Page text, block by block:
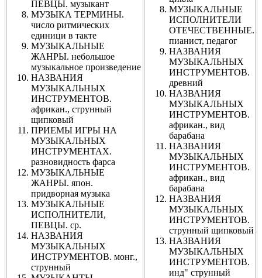
ПЕВЦЫ. музыкант
МУЗЫКА ТЕРМИНЫ.
число ритмических
единици в такте
МУЗЫКАЛЬНЫЕ
ЖАНРЫ. небольшое
музыкальное произведение
НАЗВАНИЯ
МУЗЫКАЛЬНЫХ
ИНСТРУМЕНТОВ.
африкан., струнный
щипковый
ПРИЕМЫ ИГРЫ НА
МУЗЫКАЛЬНЫХ
ИНСТРУМЕНТАХ.
разновидность фарса
МУЗЫКАЛЬНЫЕ
ЖАНРЫ. япон.
придворная музыка
МУЗЫКАЛЬНЫЕ
ИСПОЛНИТЕЛИ,
ПЕВЦЫ. ср.
НАЗВАНИЯ
МУЗЫКАЛЬНЫХ
ИНСТРУМЕНТОВ. монг.,
струнный
МУЗЫКАЛЬНЫЕ
ИСПОЛНИТЕЛИ
ОТЕЧЕСТВЕННЫЕ.
пианист, педагог
НАЗВАНИЯ
МУЗЫКАЛЬНЫХ
ИНСТРУМЕНТОВ.
древний
НАЗВАНИЯ
МУЗЫКАЛЬНЫХ
ИНСТРУМЕНТОВ.
африкан., вид
барабана
НАЗВАНИЯ
МУЗЫКАЛЬНЫХ
ИНСТРУМЕНТОВ.
африкан., вид
барабана
НАЗВАНИЯ
МУЗЫКАЛЬНЫХ
ИНСТРУМЕНТОВ.
струнный щипковый
НАЗВАНИЯ
МУЗЫКАЛЬНЫХ
ИНСТРУМЕНТОВ.
инд" струнный